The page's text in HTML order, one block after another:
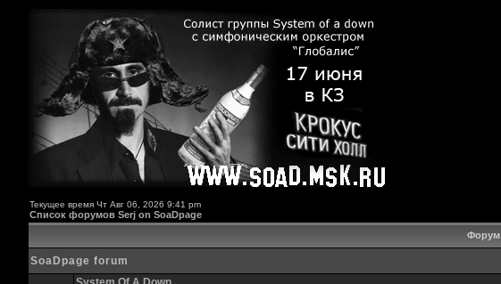
Текущее время Чт Авг 06, 2026 9:41 pm
Список форумов Serj on SoaDpage
Форум
SoaDpage forum